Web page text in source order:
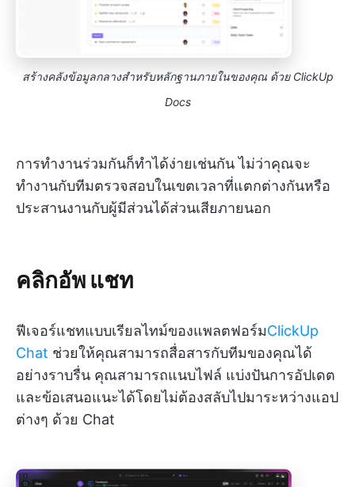
สร้างคลังข้อมูลกลางสำหรับหลักฐานภายในของคุณ ด้วย ClickUp
Docs
การทำงานร่วมกันก็ทำได้ง่ายเช่นกัน ไม่ว่าคุณจะ
ทำงานกับทีมตรวจสอบในเขตเวลาที่แตกต่างกันหรือ
ประสานงานกับผู้มีส่วนได้ส่วนเสียภายนอก
คลิกอัพ แชท
ฟีเจอร์แชทแบบเรียลไทม์ของแพลตฟอร์มClickUp
Chat ช่วยให้คุณสามารถสื่อสารกับทีมของคุณได้
อย่างราบรื่น คุณสามารถแนบไฟล์ แบ่งปันการอัปเดต
และข้อเสนอแนะได้โดยไม่ต้องสลับไปมาระหว่างแอป
ต่างๆ ด้วย Chat